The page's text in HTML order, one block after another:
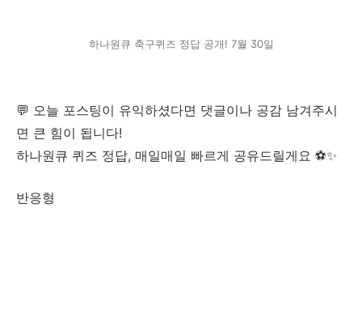
하나원큐 축구퀴즈 정답 공개! 7월 30일
💬 오늘 포스팅이 유익하셨다면 댓글이나 공감 남겨주시
면 큰 힘이 됩니다!
하나원큐 퀴즈 정답, 매일매일 빠르게 공유드릴게요 ⚽✨
반응형